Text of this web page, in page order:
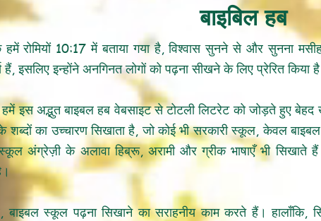
बाइबिल हब
हमें रोमियों 10:17 में बताया गया है, विश्वास सुनने से और सुनना
हैं, इसलिए इन्होंने अनगिनत लोगों को पढ़ना सीखने के लिए प्रेरित किया
इस अद्भुत बाइबल हब वेबसाइट से टोटली लिटरेट को जोड़ते हुए बेहद
शब्दों का उच्चारण सिखाता है, जो कोई भी सरकारी स्कूल, केवल
अंग्रेज़ी के अलावा हिब्रू, अरामी और ग्रीक भाषाएँ भी सिखाते
बाइबल स्कूल पढ़ना सिखाने का सराहनीय काम करते हैं। हालाँकि,